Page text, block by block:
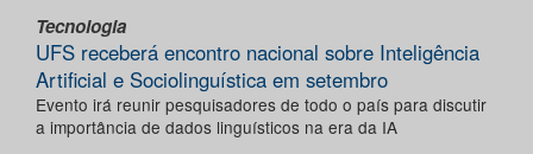
Tecnologia
UFS receberá encontro nacional sobre Inteligência
Artificial e Sociolinguística em setembro
Evento irá reunir pesquisadores de todo o país para discutir
a importância de dados linguísticos na era da IA